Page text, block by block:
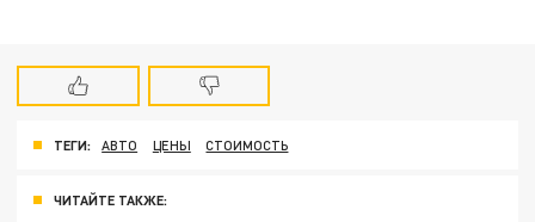
ТЕГИ: АВТО ЦЕНЫ СТОИМОСТЬ
ЧИТАЙТЕ ТАКЖЕ: